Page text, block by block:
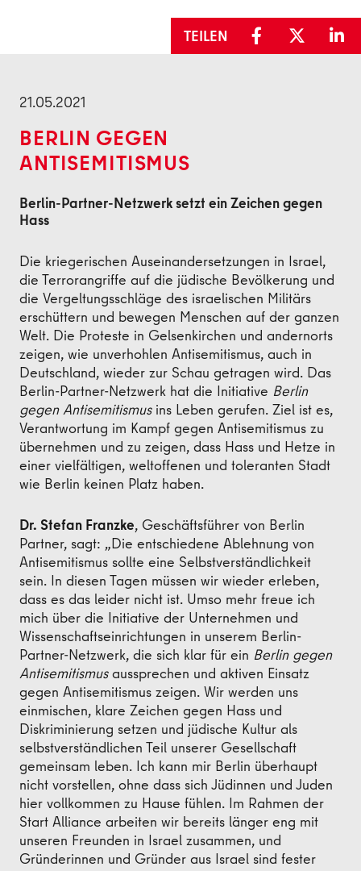
TEILEN
21.05.2021
BERLIN GEGEN
ANTISEMITISMUS
Berlin-Partner-Netzwerk setzt ein Zeichen gegen
Hass
Die kriegerischen Auseinandersetzungen in Israel,
die Terrorangriffe auf die jüdische Bevölkerung und
die Vergeltungsschläge des israelischen Militärs
erschüttern und bewegen Menschen auf der ganzen
Welt. Die Proteste in Gelsenkirchen und andernorts
zeigen, wie unverhohlen Antisemitismus, auch in
Deutschland, wieder zur Schau getragen wird. Das
Berlin-Partner-Netzwerk hat die Initiative Berlin
gegen Antisemitismus ins Leben gerufen. Ziel ist es,
Verantwortung im Kampf gegen Antisemitismus zu
übernehmen und zu zeigen, dass Hass und Hetze in
einer vielfältigen, weltoffenen und toleranten Stadt
wie Berlin keinen Platz haben.
Dr. Stefan Franzke, Geschäftsführer von Berlin
Partner, sagt: „Die entschiedene Ablehnung von
Antisemitismus sollte eine Selbstverständlichkeit
sein. In diesen Tagen müssen wir wieder erleben,
dass es das leider nicht ist. Umso mehr freue ich
mich über die Initiative der Unternehmen und
Wissenschaftseinrichtungen in unserem Berlin-
Partner-Netzwerk, die sich klar für ein Berlin gegen
Antisemitismusaussprechen und aktiven Einsatz
gegen Antisemitismus zeigen. Wir werden uns
einmischen, klare Zeichen gegen Hass und
Diskriminierung setzen und jüdische Kultur als
selbstverständlichen Teil unserer Gesellschaft
gemeinsam leben. Ich kann mir Berlin überhaupt
nicht vorstellen, ohne dass sich Jüdinnen und Juden
hier vollkommen zu Hause fühlen. Im Rahmen der
Start Alliance arbeiten wir bereits länger eng mit
unseren Freunden in Israel zusammen, und
Gründerinnen und Gründer aus Israel sind fester